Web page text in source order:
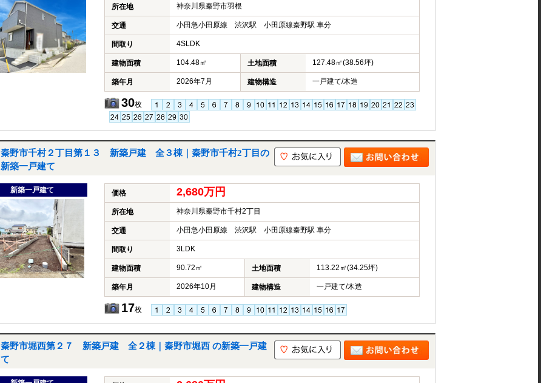
所在地 神奈川県秦野市羽根
交通 小田急小田原線 渋沢駅 小田原線秦野駅 車分
間取り 4SLDK
建物面積 104.48㎡ 土地面積 127.48㎡(38.56坪)
築年月 2026年7月 建物構造 一戸建て/木造
30枚
秦野市千村２丁目第１３ 新築戸建 全３棟｜秦野市千村2丁目の
新築一戸建て
新築一戸建て 価格 2,680万円
所在地 神奈川県秦野市千村2丁目
交通 小田急小田原線 渋沢駅 小田原線秦野駅 車分
間取り 3LDK
建物面積 90.72㎡ 土地面積 113.22㎡(34.25坪)
築年月 2026年10月 建物構造 一戸建て/木造
17枚
秦野市堀西第２７ 新築戸建 全２棟｜秦野市堀西 の新築一戸建
て